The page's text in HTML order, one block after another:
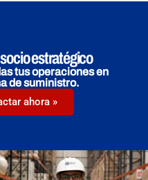
estratégico
tus operaciones en
de suministro.
ahora »